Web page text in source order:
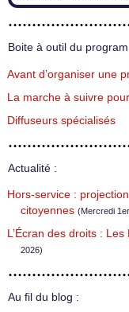
Boite à outil du
Avant d’organiser une
La marche à suivre
Diffuseurs spécialisés
Actualité :
Hors-service :
citoyennes (Mercredi
L’Écran des droits :
2026)
Au fil du blog :